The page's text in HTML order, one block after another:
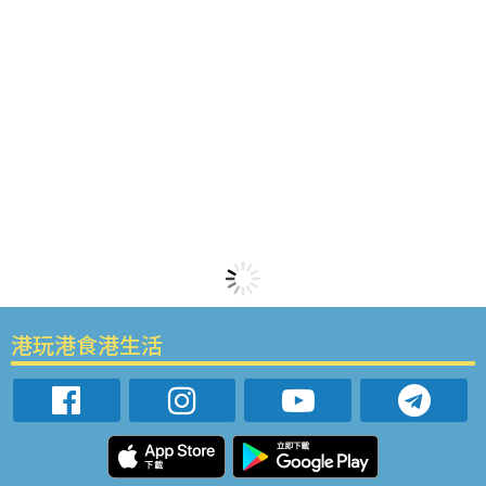
港玩港食港生活